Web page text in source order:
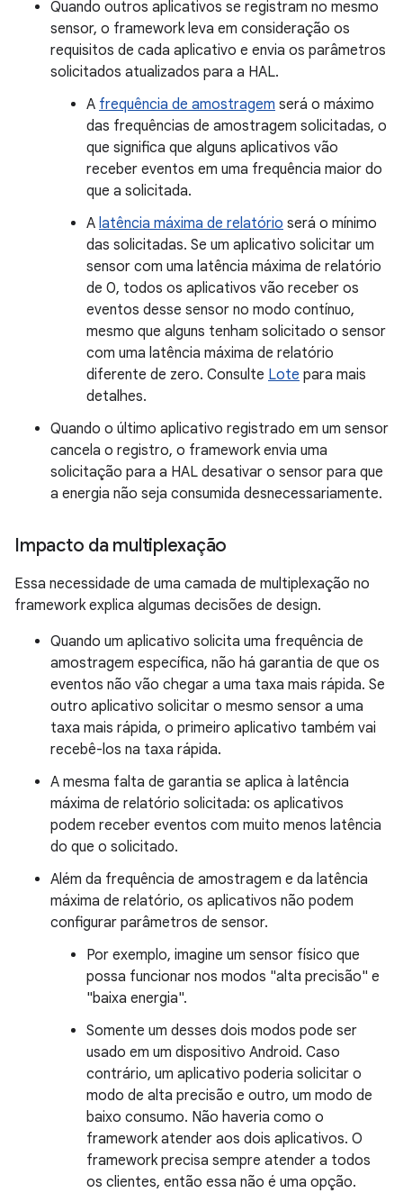
Quando outros aplicativos se registram no mesmo
sensor, o framework leva em consideração os
requisitos de cada aplicativo e envia os parâmetros
solicitados atualizados para a HAL.
A frequência de amostragem será o máximo
das frequências de amostragem solicitadas, o
que significa que alguns aplicativos vão
receber eventos em uma frequência maior do
que a solicitada.
A latência máxima de relatório será o mínimo
das solicitadas. Se um aplicativo solicitar um
sensor com uma latência máxima de relatório
de 0, todos os aplicativos vão receber os
eventos desse sensor no modo contínuo,
mesmo que alguns tenham solicitado o sensor
com uma latência máxima de relatório
diferente de zero. Consulte Lote para mais
detalhes.
Quando o último aplicativo registrado em um sensor
cancela o registro, o framework envia uma
solicitação para a HAL desativar o sensor para que
a energia não seja consumida desnecessariamente.
Impacto da multiplexação
Essa necessidade de uma camada de multiplexação no
framework explica algumas decisões de design.
Quando um aplicativo solicita uma frequência de
amostragem específica, não há garantia de que os
eventos não vão chegar a uma taxa mais rápida. Se
outro aplicativo solicitar o mesmo sensor a uma
taxa mais rápida, o primeiro aplicativo também vai
recebê-los na taxa rápida.
A mesma falta de garantia se aplica à latência
máxima de relatório solicitada: os aplicativos
podem receber eventos com muito menos latência
do que o solicitado.
Além da frequência de amostragem e da latência
máxima de relatório, os aplicativos não podem
configurar parâmetros de sensor.
Por exemplo, imagine um sensor físico que
possa funcionar nos modos "alta precisão" e
"baixa energia".
Somente um desses dois modos pode ser
usado em um dispositivo Android. Caso
contrário, um aplicativo poderia solicitar o
modo de alta precisão e outro, um modo de
baixo consumo. Não haveria como o
framework atender aos dois aplicativos. O
framework precisa sempre atender a todos
os clientes, então essa não é uma opção.